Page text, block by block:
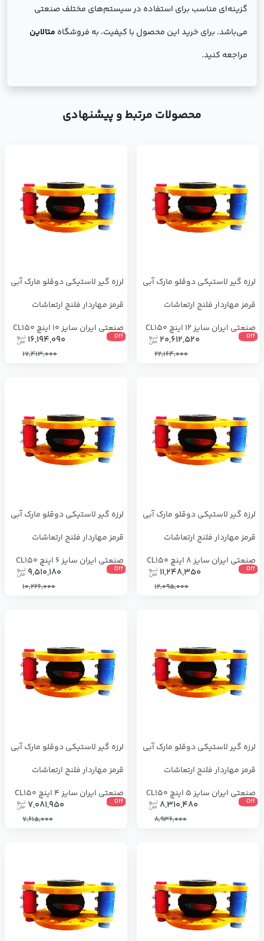
گزینه‌ای مناسب برای استفاده در سیستم‌های مختلف صنعتی
می‌باشد. برای خرید این محصول با کیفیت، به فروشگاه متالاین
مراجعه کنید.
محصولات مرتبط و پیشنهادی
لرزه ‌گیر لاستیکی دوقلو مارک آبی
قرمز مهاردار فلنج ارتعاشات
صنعتی ایران سایز 12 اینچ CL150
Off
20,612,520
22,164,000
لرزه ‌گیر لاستیکی دوقلو مارک آبی
قرمز مهاردار فلنج ارتعاشات
صنعتی ایران سایز 10 اینچ CL150
Off
16,194,090
17,413,000
لرزه ‌گیر لاستیکی دوقلو مارک آبی
قرمز مهاردار فلنج ارتعاشات
صنعتی ایران سایز 8 اینچ CL150
Off
11,248,350
12,095,000
لرزه ‌گیر لاستیکی دوقلو مارک آبی
قرمز مهاردار فلنج ارتعاشات
صنعتی ایران سایز 6 اینچ CL150
Off
9,510,180
10,226,000
لرزه ‌گیر لاستیکی دوقلو مارک آبی
قرمز مهاردار فلنج ارتعاشات
صنعتی ایران سایز 5 اینچ CL150
Off
8,310,480
8,936,000
لرزه ‌گیر لاستیکی دوقلو مارک آبی
قرمز مهاردار فلنج ارتعاشات
صنعتی ایران سایز 4 اینچ CL150
Off
7,081,950
7,615,000